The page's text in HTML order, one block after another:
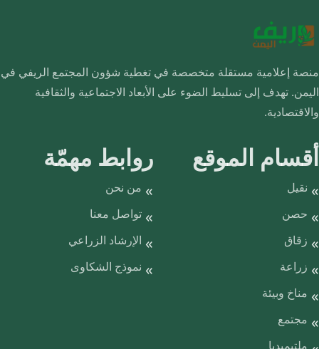
منصة إعلامية مستقلة متخصصة في تغطية شؤون المجتمع الريفي في
اليمن. تهدف إلى تسليط الضوء على الأبعاد الاجتماعية والثقافية
والاقتصادية.
أقسام الموقع
نقيل
حصن
زقاق
زراعة
مناخ وبيئة
مجتمع
ملتيميديا
روابط مهمّة
من نحن
تواصل معنا
الإرشاد الزراعي
نموذج الشكاوى